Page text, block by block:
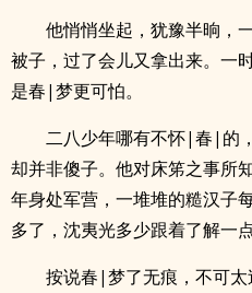
他悄悄坐起，犹豫半晌，
被子，过了会儿又拿出来。一
是春|梦更可怕。
二八少年哪有不怀|春|的
却并非傻子。他对床笫之事所
年身处军营，一堆堆的糙汉子
多了，沈夷光多少跟着了解一
按说春|梦了无痕，不可太